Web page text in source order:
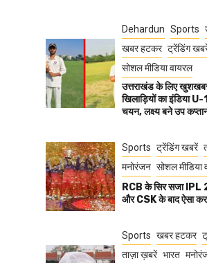
Dehardun Sports
खबर हटकर ट्रेंडिंग
सोशल मीडिया वायरल
उत्तराखंड के लिए
खिलाड़ियों का इंडिया
चयन, लक्ष्य बने उप
Sports ट्रेंडिंग खबरें
मनोरंजन सोशल मीडिया
RCB के सिर सजा IPL
और CSK के बाद ऐसा
Sports खबर हटकर
ताज़ा ख़बरें भारत